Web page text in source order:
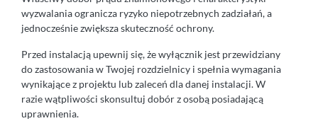
wyzwalania ogranicza ryzyko niepotrzebnych zadziałań, a
jednocześnie zwiększa skuteczność ochrony.
Przed instalacją upewnij się, że wyłącznik jest przewidziany
do zastosowania w Twojej rozdzielnicy i spełnia wymagania
wynikające z projektu lub zaleceń dla danej instalacji. W
razie wątpliwości skonsultuj dobór z osobą posiadającą
uprawnienia.